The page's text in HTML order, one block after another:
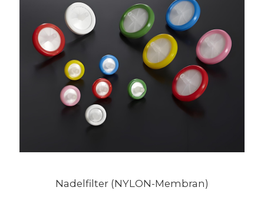
Nadelfilter (NYLON-Membran)